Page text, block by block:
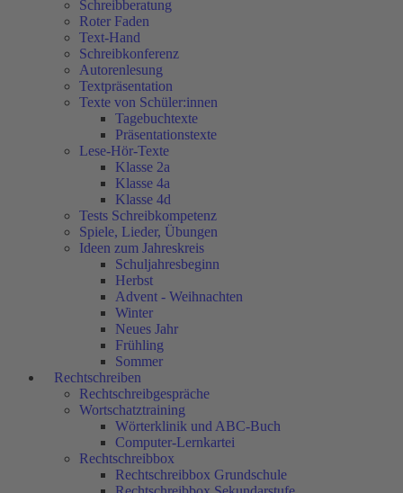
Schreibberatung
Roter Faden
Text-Hand
Schreibkonferenz
Autorenlesung
Textpräsentation
Texte von Schüler:innen
Tagebuchtexte
Präsentationstexte
Lese-Hör-Texte
Klasse 2a
Klasse 4a
Klasse 4d
Tests Schreibkompetenz
Spiele, Lieder, Übungen
Ideen zum Jahreskreis
Schuljahresbeginn
Herbst
Advent - Weihnachten
Winter
Neues Jahr
Frühling
Sommer
Rechtschreiben
Rechtschreibgespräche
Wortschatztraining
Wörterklinik und ABC-Buch
Computer-Lernkartei
Rechtschreibbox
Rechtschreibbox Grundschule